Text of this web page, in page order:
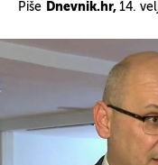
Piše Dnevnik.hr, 14.